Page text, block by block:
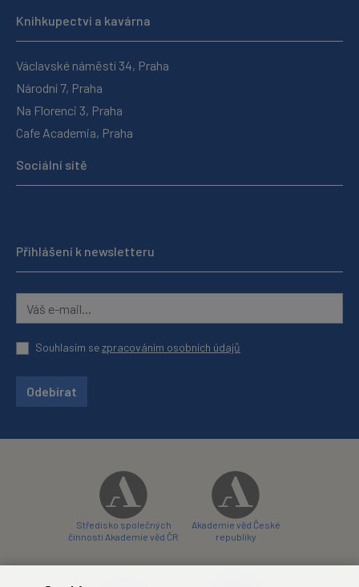
Knihkupectví a kavárna
Václavské náměstí 34, Praha
Národní 7, Praha
Na Florenci 3, Praha
Cafe Academia, Praha
Sociální sítě
Přihlášení k newsletteru
Souhlasím sezpracováním osobních údajů
Odebírat
Středisko společných
činností Akademie věd ČR
Akademie věd České
republiky